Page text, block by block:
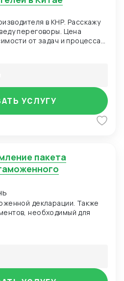
в КНР. Расскажу
переговоры. Цена
от задач и процесса
УСЛУГУ
декларации. Также
необходимый для